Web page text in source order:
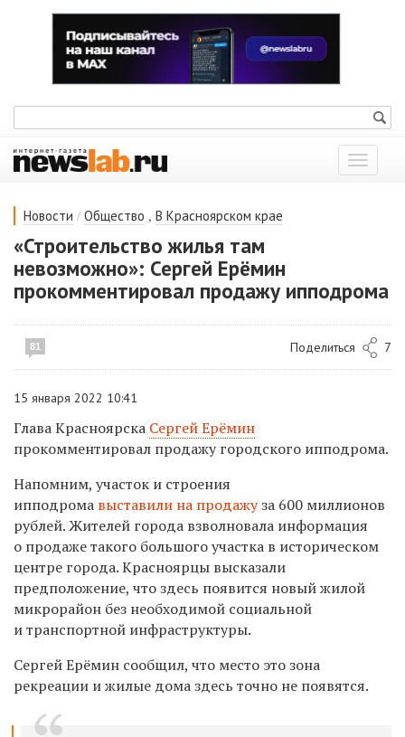
Показать
меню
Новости / Общество , В Красноярском крае
«Строительство жилья там
невозможно»: Сергей Ерёмин
прокомментировал продажу ипподрома
81 Поделиться 7
15 января 2022 10:41
Глава Красноярска Сергей Ерёмин
прокомментировал продажу городского ипподрома.
Напомним, участок и строения
ипподрома выставили на продажуза 600 миллионов
рублей. Жителей города взволновала информация
о продаже такого большого участка в историческом
центре города. Красноярцы высказали
предположение, что здесь появится новый жилой
микрорайон без необходимой социальной
и транспортной инфраструктуры.
Сергей Ерёмин сообщил, что место это зона
рекреации и жилые дома здесь точно не появятся.